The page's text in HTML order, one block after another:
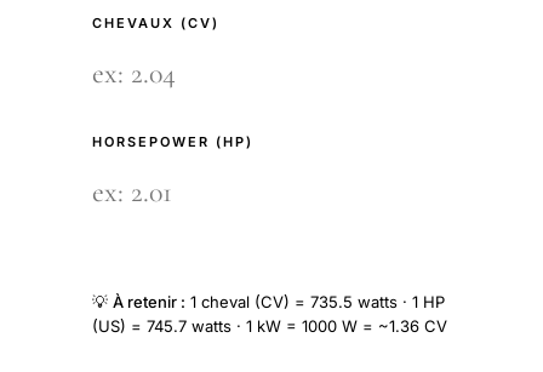
CHEVAUX (CV)
HORSEPOWER (HP)
💡 À retenir : 1 cheval (CV) = 735.5 watts · 1 HP
(US) = 745.7 watts · 1 kW = 1000 W = ~1.36 CV